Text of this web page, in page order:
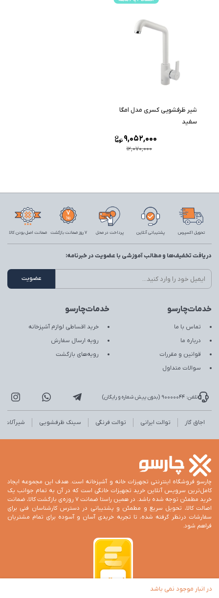
در انبار موجود نمی باشد
شیر ظرفشویی کسری مدل امگا
سفید
12,070,000
9,052,000
تحویل اکسپرس پشتیبانی آنلاین پرداخت در محل 7 روز ضمانت بازگشت ضمانت اصل بودن کالا
خدمات‌چارسو
تماس با ما
درباره ما
قوانین و مقررات
سوالات متداول
خدمات‌چارسو
خرید اقساطی لوازم آشپزخانه
رویه ارسال سفارش
رویه‌های بازگشت
دریافت تخفیف‌ها و مطالب آموزشی با عضویت در خبرنامه:
تلفن: 90000044 (بدون پیش شماره و رایگان)
اجاق گاز توالت ایرانی توالت فرنگی سینک ظرفشویی شیرآلات
چارسو فروشگاه اینترنتی تجهیزات خانه و آشپزخانه است. هدف این مجموعه ایجاد
کامل‌ترین سرویس آنلاین خرید تجهیزات خانگی است که در آن به تمام جوانب یک
خرید مطمئن توجه شده باشد. در همین راستا ضمانت 7 روزه‌ی بازگشت کالا، ضمانت
اصالت کالا، تحویل سریع و مطمئن و پشتیبانی در دسترس کارشناسان فنی برای
سفارشات درنظر گرفته شده، تا تجربه خریدی آسان و آسوده برای تمام مشتریان
فراهم شود.